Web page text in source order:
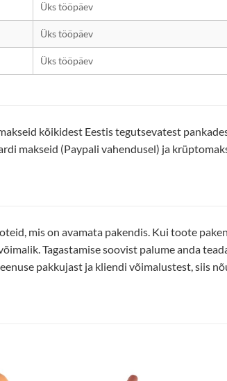
Üks tööpäev
Üks tööpäev
Üks tööpäev
kõikidest Eestis tegutsevatest
makseid (Paypali vahendusel) ja
mis on avamata pakendis. Kui toote
Tagastamise soovist palume anda
pakkujast ja kliendi võimalustest, siis